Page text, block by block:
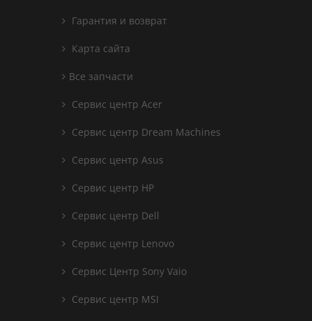
Гарантия и возврат
Карта сайта
Все запчасти
Сервис центр Acer
Сервис центр Dream Machines
Сервис центр Asus
Сервис центр HP
Сервис центр Dell
Сервис центр Lenovo
Сервис Центр Sony Vaio
Сервис центр MSI